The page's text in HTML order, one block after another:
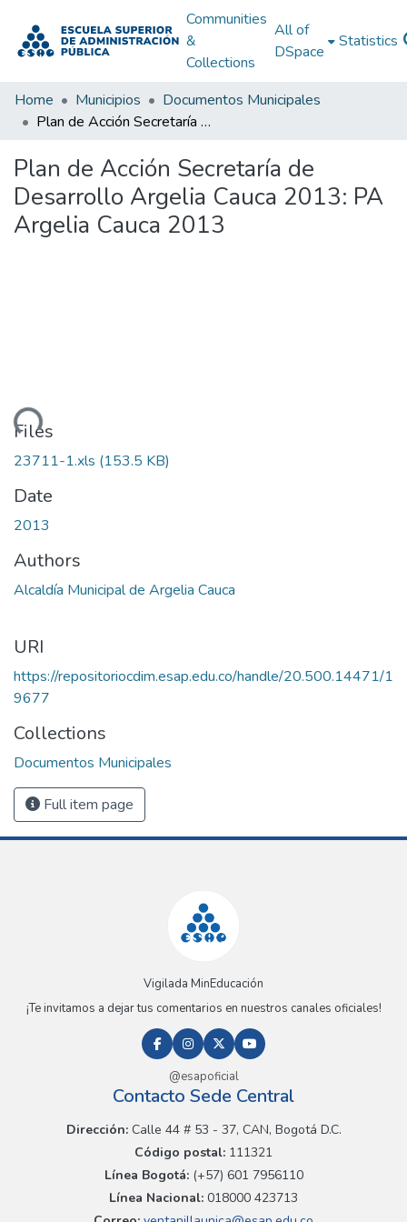
Communities
&
Collections
All of
DSpace
Statistics
Home Municipios
Documentos Municipales
Plan de Acción Secretaría de Desarrollo Argelia Cauca 2013: PA Argelia Cauca 2013
Plan de Acción Secretaría de
Desarrollo Argelia Cauca 2013: PA
Argelia Cauca 2013
Files
23711-1.xls (153.5 KB)
Date
2013
Authors
Alcaldía Municipal de Argelia Cauca
URI
https://repositoriocdim.esap.edu.co/handle/20.500.14471/1
9677
Collections
Documentos Municipales
Full item page
Vigilada MinEducación
¡Te invitamos a dejar tus comentarios en nuestros canales oficiales!
@esapoficial
Contacto Sede Central
Dirección:Calle 44 # 53 - 37, CAN, Bogotá D.C.
Código postal: 111321
Línea Bogotá:(+57) 601 7956110
Línea Nacional: 018000 423713